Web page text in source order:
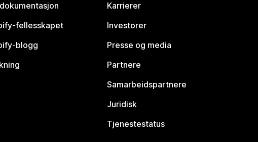
fellesskapet
blogg
Karrierer
Investorer
Presse og media
Partnere
Samarbeidspartnere
Juridisk
Tjenestestatus